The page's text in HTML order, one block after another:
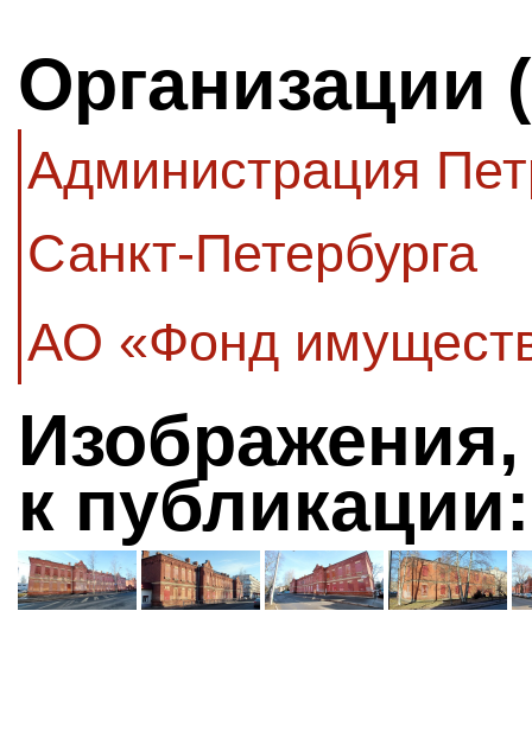
Организации
Администрация
Санкт-Петербурга
АО «Фонд
к публикации: